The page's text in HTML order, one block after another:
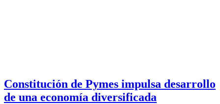
Constitución de Pymes impulsa desarrollo
de una economía diversificada